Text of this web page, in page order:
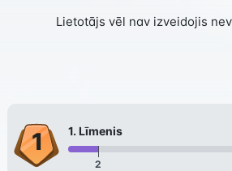
Lietotājs vēl nav izveidojis
1. Līmenis
2